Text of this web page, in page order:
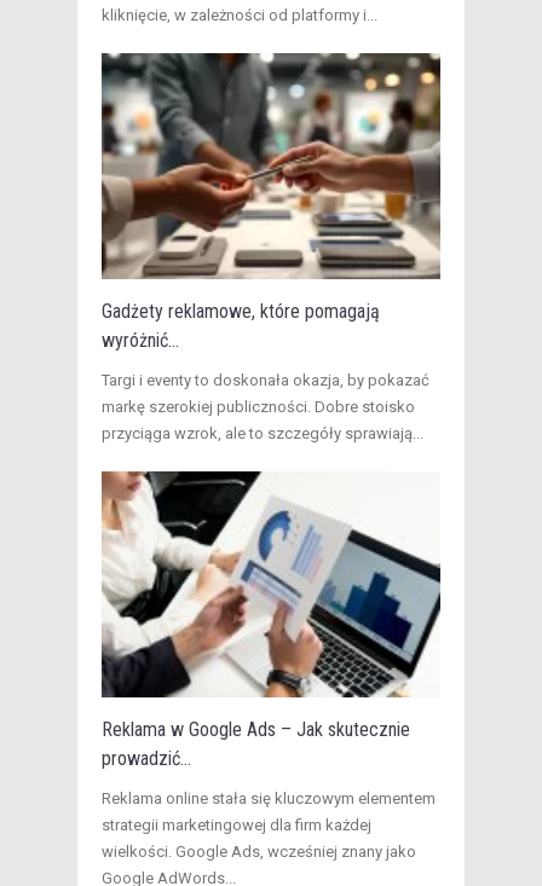
kliknięcie, w zależności od platformy i...
Gadżety reklamowe, które pomagają
wyróżnić...
Targi i eventy to doskonała okazja, by pokazać
markę szerokiej publiczności. Dobre stoisko
przyciąga wzrok, ale to szczegóły sprawiają...
Reklama w Google Ads – Jak skutecznie
prowadzić...
Reklama online stała się kluczowym elementem
strategii marketingowej dla firm każdej
wielkości. Google Ads, wcześniej znany jako
Google AdWords...